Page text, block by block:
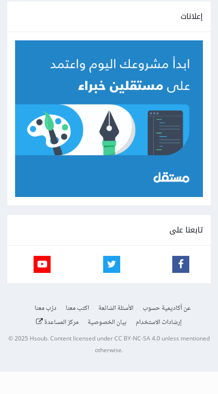
إعلانات
تابعنا على
عن أكاديمية حسوب الأسئلة الشائعة اكتب معنا
درّب معنا
إرشادات الاستخدام
بيان الخصوصية مركز المساعدة
© 2025 Hsoub.Content licensed underCC BY-NC-SA 4.0unless mentioned
otherwise.